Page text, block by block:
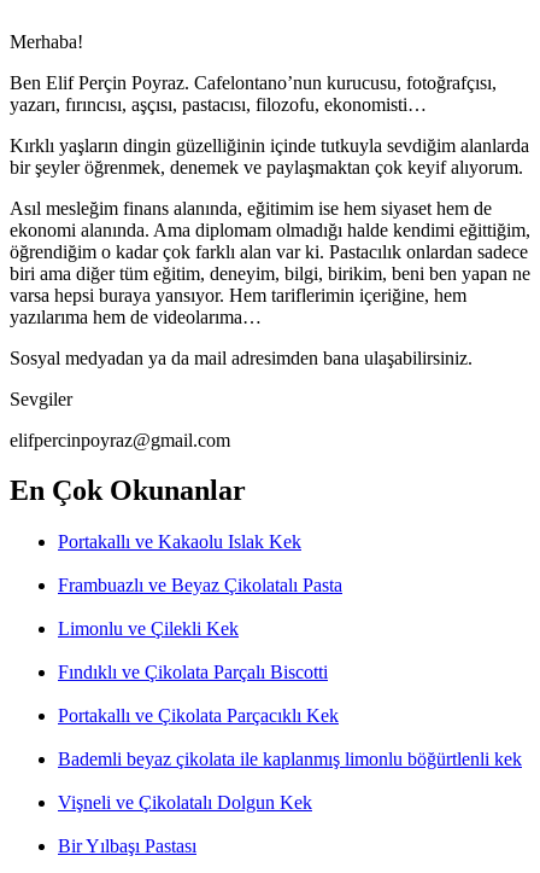
Merhaba!
Ben Elif Perçin Poyraz. Cafelontano’nun kurucusu, fotoğrafçısı,
yazarı, fırıncısı, aşçısı, pastacısı, filozofu, ekonomisti…
Kırklı yaşların dingin güzelliğinin içinde tutkuyla sevdiğim alanlarda
bir şeyler öğrenmek, denemek ve paylaşmaktan çok keyif alıyorum.
Asıl mesleğim finans alanında, eğitimim ise hem siyaset hem de
ekonomi alanında. Ama diplomam olmadığı halde kendimi eğittiğim,
öğrendiğim o kadar çok farklı alan var ki. Pastacılık onlardan sadece
biri ama diğer tüm eğitim, deneyim, bilgi, birikim, beni ben yapan ne
varsa hepsi buraya yansıyor. Hem tariflerimin içeriğine, hem
yazılarıma hem de videolarıma…
Sosyal medyadan ya da mail adresimden bana ulaşabilirsiniz.
Sevgiler
elifpercinpoyraz@gmail.com
En Çok Okunanlar
Portakallı ve Kakaolu Islak Kek
Frambuazlı ve Beyaz Çikolatalı Pasta
Limonlu ve Çilekli Kek
Fındıklı ve Çikolata Parçalı Biscotti
Portakallı ve Çikolata Parçacıklı Kek
Bademli beyaz çikolata ile kaplanmış limonlu böğürtlenli kek
Vişneli ve Çikolatalı Dolgun Kek
Bir Yılbaşı Pastası